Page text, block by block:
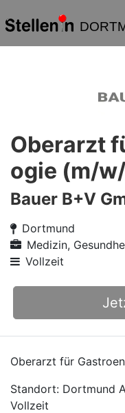
Oberarzt
ogie (m/
Bauer B+V
Dortmund
Medizin,
Vollzeit
Oberarzt für
Standort: Dortmund
Vollzeit